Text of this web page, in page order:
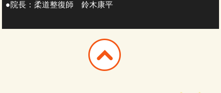
●院長：柔道整復師 鈴木康平